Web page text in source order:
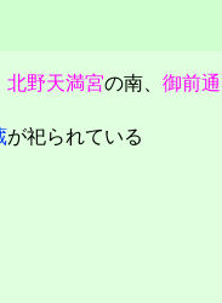
北野天満宮の南、 御前通
が祀られている